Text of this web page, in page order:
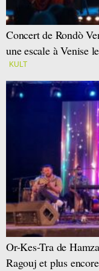
Concert de Rondò
une escale à Venise
KULT
Or-Kes-Tra de
Ragouj et plus